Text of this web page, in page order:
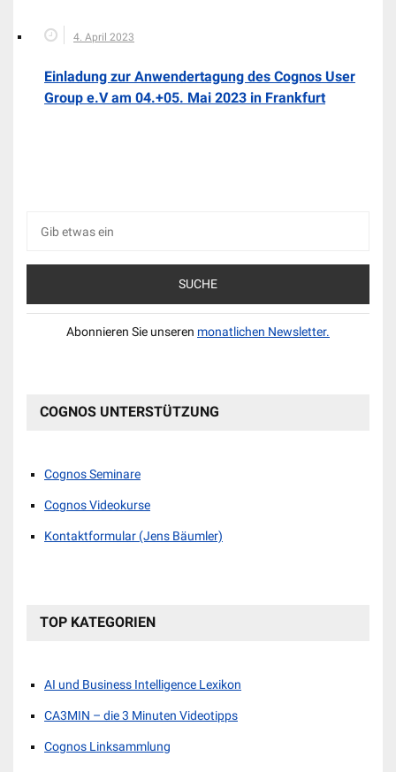
4. April 2023
Einladung zur Anwendertagung des Cognos User
Group e.V am 04.+05. Mai 2023 in Frankfurt
nach:
Abonnieren Sie unseren monatlichen Newsletter.
COGNOS UNTERSTÜTZUNG
Cognos Seminare
Cognos Videokurse
Kontaktformular (Jens Bäumler)
TOP KATEGORIEN
AI und Business Intelligence Lexikon
CA3MIN – die 3 Minuten Videotipps
Cognos Linksammlung